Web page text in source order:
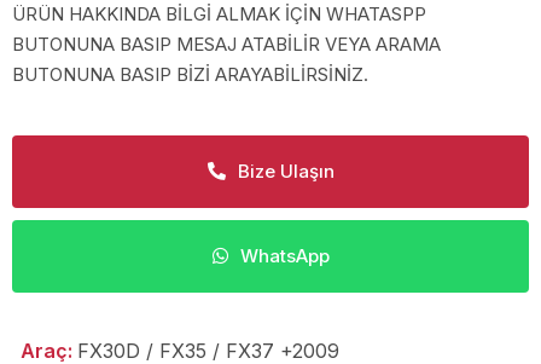
ÜRÜN HAKKINDA BİLGİ ALMAK İÇİN WHATASPP
BUTONUNA BASIP MESAJ ATABİLİR VEYA ARAMA
BUTONUNA BASIP BİZİ ARAYABİLİRSİNİZ.
Bize Ulaşın
WhatsApp
Araç: FX30D / FX35 / FX37 +2009